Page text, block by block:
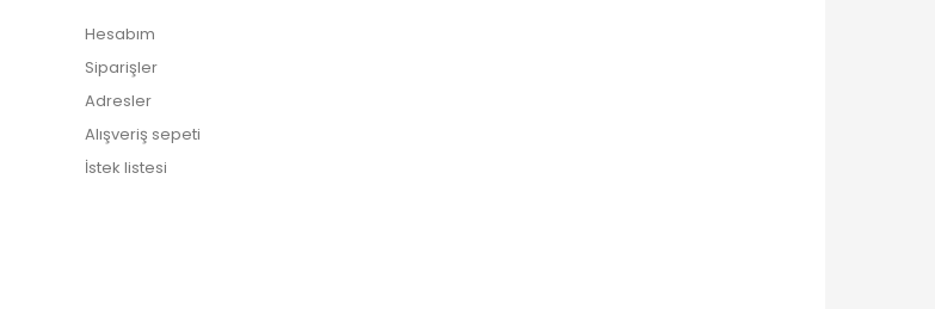
Hesabım
Siparişler
Adresler
Alışveriş sepeti
İstek listesi